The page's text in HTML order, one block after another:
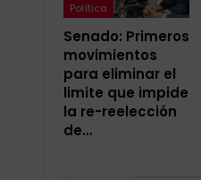
Política
Senado: Primeros
movimientos
para eliminar el
limite que impide
la re-reelección
de…